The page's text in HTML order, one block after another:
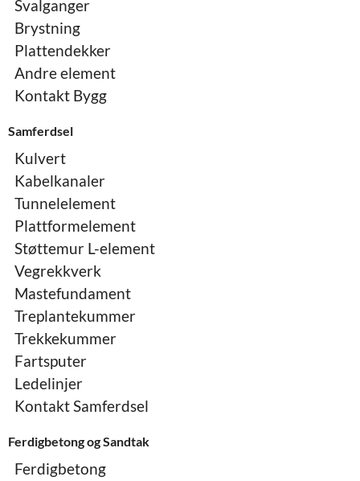
Svalganger
Brystning
Plattendekker
Andre element
Kontakt Bygg
Samferdsel
Kulvert
Kabelkanaler
Tunnelelement
Plattformelement
Støttemur L-element
Vegrekkverk
Mastefundament
Treplantekummer
Trekkekummer
Fartsputer
Ledelinjer
Kontakt Samferdsel
Ferdigbetong og Sandtak
Ferdigbetong